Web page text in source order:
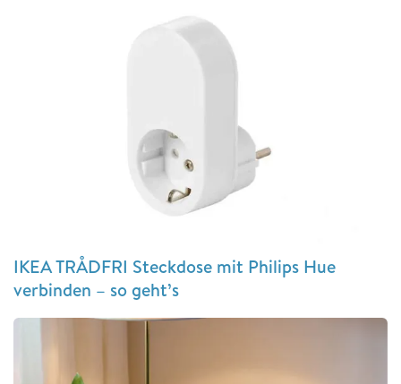
IKEA TRÅDFRI Steckdose mit Philips Hue
verbinden – so geht’s